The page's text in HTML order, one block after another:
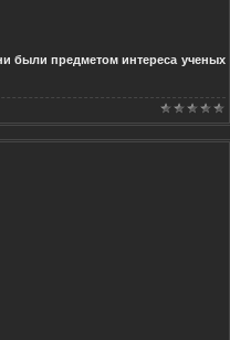
были предметом интереса ученых